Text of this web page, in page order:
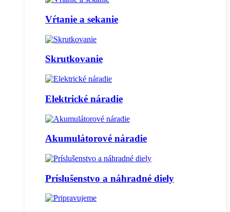
Vŕtanie a sekanie
Skrutkovanie
Elektrické náradie
Akumulátorové náradie
Príslušenstvo a náhradné diely